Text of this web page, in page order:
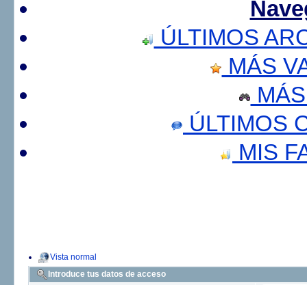
ÚLTIMOS
MÁS
ÚLTIMOS
MIS
Vista normal
Introduce tus datos de acceso